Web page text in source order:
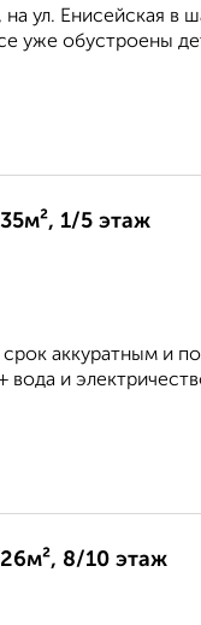
ул. Енисейская в
уже обустроены
1/5 этаж
аккуратным и
вода и
8/10 этаж